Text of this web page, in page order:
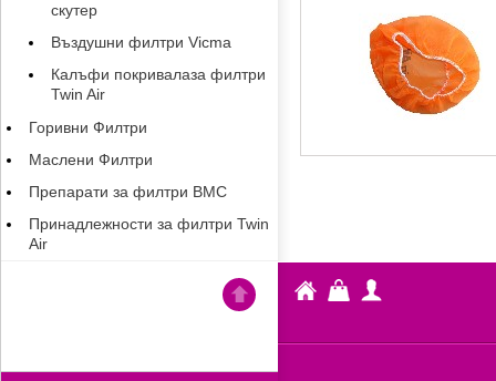
скутер
Въздушни филтри Vicma
Калъфи покривалаза филтри
Twin Air
Горивни Филтри
Маслени Филтри
Препарати за филтри BMC
Принадлежности за филтри Twin
Air
Fiber Кошница